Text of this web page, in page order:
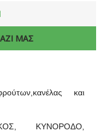
ΜΑΣ
και
ΚΥΝΟΡΟΔΟ,